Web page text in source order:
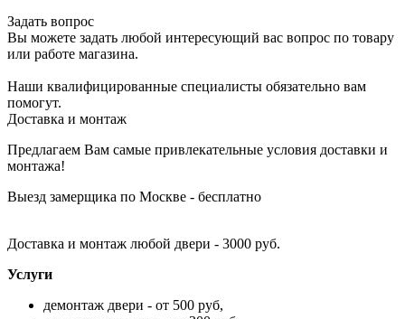
Задать вопрос
Вы можете задать любой интересующий вас вопрос по товару
или работе магазина.
Наши квалифицированные специалисты обязательно вам
помогут.
Доставка и монтаж
Предлагаем Вам самые привлекательные условия доставки и
монтажа!
Выезд замерщика по Москве - бесплатно
Доставка и монтаж любой двери - 3000 руб.
Услуги
демонтаж двери - от 500 руб,